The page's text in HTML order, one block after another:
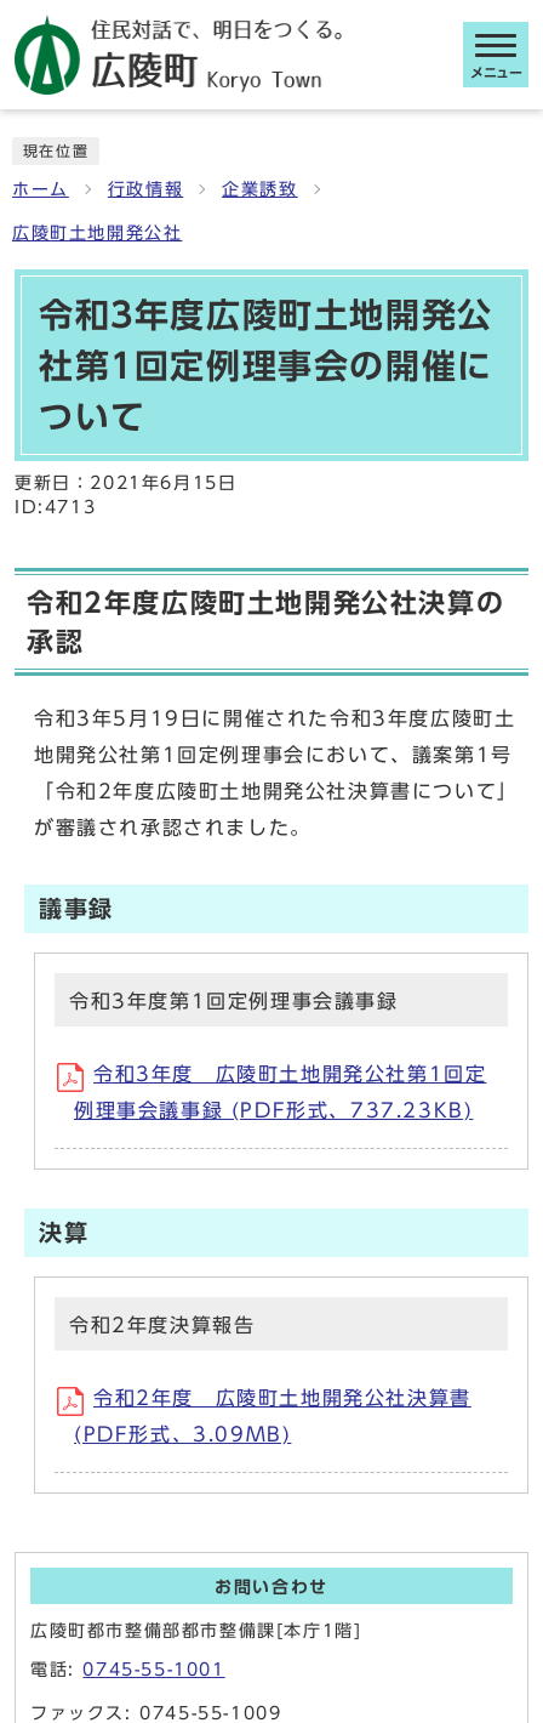
メニュー
現在位置
ホーム 行政情報 企業誘致
広陵町土地開発公社
令和3年度広陵町土地開発公
社第1回定例理事会の開催に
ついて
更新日： 2021年6月15日
ID:4713
令和2年度広陵町土地開発公社決算の
承認
令和3年5月19日に開催された令和3年度広陵町土
地開発公社第1回定例理事会において、議案第1号
「令和2年度広陵町土地開発公社決算書について」
が審議され承認されました。
議事録
令和3年度第1回定例理事会議事録
令和3年度 広陵町土地開発公社第1回定
例理事会議事録 (PDF形式、737.23KB)
決算
令和2年度決算報告
令和2年度 広陵町土地開発公社決算書
(PDF形式、3.09MB)
お問い合わせ
広陵町都市整備部都市整備課[本庁1階]
電話:0745-55-1001
ファックス: 0745-55-1009